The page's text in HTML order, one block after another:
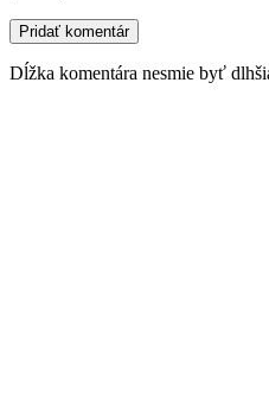
Dĺžka komentára nesmie byť